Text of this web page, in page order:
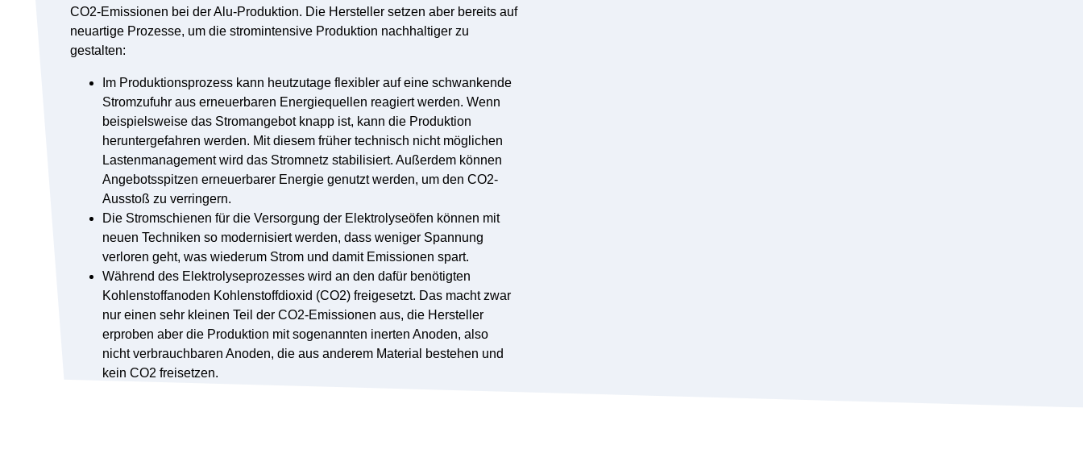
CO2-Emissionen bei der Alu-Produktion. Die Hersteller setzen aber bereits auf
neuartige Prozesse, um die stromintensive Produktion nachhaltiger zu
gestalten:
Im Produktionsprozess kann heutzutage flexibler auf eine schwankende
Stromzufuhr aus erneuerbaren Energiequellen reagiert werden. Wenn
beispielsweise das Stromangebot knapp ist, kann die Produktion
heruntergefahren werden. Mit diesem früher technisch nicht möglichen
Lastenmanagement wird das Stromnetz stabilisiert. Außerdem können
Angebotsspitzen erneuerbarer Energie genutzt werden, um den CO2-
Ausstoß zu verringern.
Die Stromschienen für die Versorgung der Elektrolyseöfen können mit
neuen Techniken so modernisiert werden, dass weniger Spannung
verloren geht, was wiederum Strom und damit Emissionen spart.
Während des Elektrolyseprozesses wird an den dafür benötigten
Kohlenstoffanoden Kohlenstoffdioxid (CO2) freigesetzt. Das macht zwar
nur einen sehr kleinen Teil der CO2-Emissionen aus, die Hersteller
erproben aber die Produktion mit sogenannten inerten Anoden, also
nicht verbrauchbaren Anoden, die aus anderem Material bestehen und
kein CO2 freisetzen.